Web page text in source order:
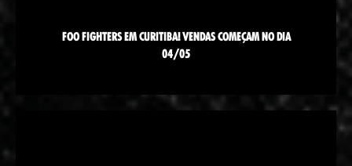
FOO FIGHTERS EM CURITIBA! VENDAS COMEÇAM NO DIA
04/05